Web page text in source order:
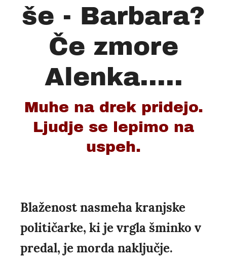
še - Barbara?
Če zmore
Alenka.....
Muhe na drek pridejo.
Ljudje se lepimo na
uspeh.
Blaženost nasmeha kranjske
političarke, ki je vrgla šminko v
predal, je morda naključje.